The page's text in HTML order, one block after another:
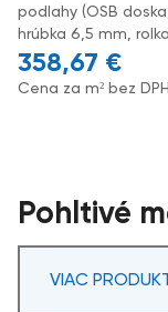
podlahy (OSB
hrúbka 6,5 mm,
358,67 €
Cena za m² bez
Pohltivé
VIAC